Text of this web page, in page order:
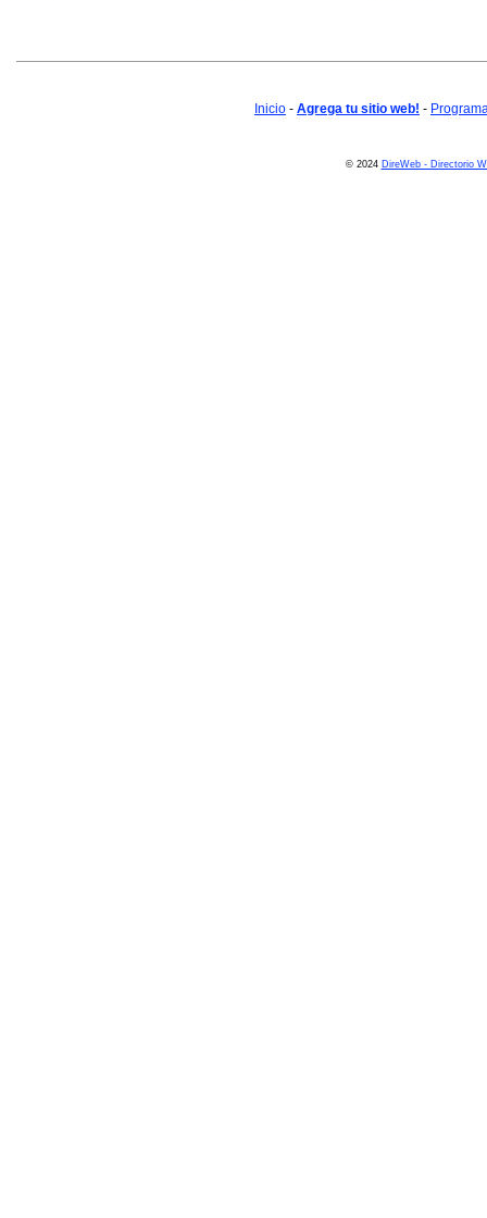
Inicio - Agrega tu sitio web! -
© 2024 DireWeb - Directorio